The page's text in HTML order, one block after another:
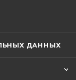
ДАННЫХ